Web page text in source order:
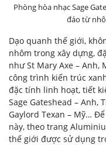
Phòng hòa nhạc Sage
đáo từ
Dạo quanh thế giới,
nhôm trong xây dựng,
như St Mary Axe – Anh,
công trình kiến trúc
đặc tính linh hoạt, tiết
Sage Gateshead –
Gaylord Texan – Mỹ…
này, theo trang
thế giới được sử dụng